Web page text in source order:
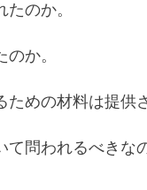
のか。
か。
ための材料は提供
て問われるべきな